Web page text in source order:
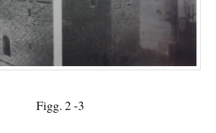
Figg. 2 -3